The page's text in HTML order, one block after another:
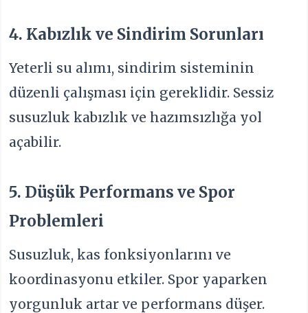
4. Kabızlık ve Sindirim Sorunları
Yeterli su alımı, sindirim sisteminin
düzenli çalışması için gereklidir. Sessiz
susuzluk kabızlık ve hazımsızlığa yol
açabilir.
5. Düşük Performans ve Spor
Problemleri
Susuzluk, kas fonksiyonlarını ve
koordinasyonu etkiler. Spor yaparken
yorgunluk artar ve performans düşer.